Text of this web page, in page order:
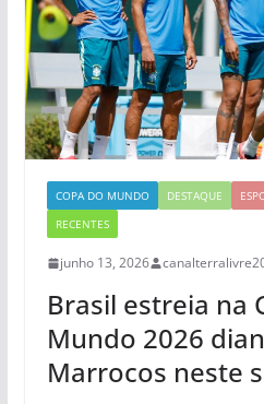
COPA DO MUNDO DESTAQUE
RECENTES
junho 13, 2026
Brasil estreia na
Mundo 2026
Marrocos neste